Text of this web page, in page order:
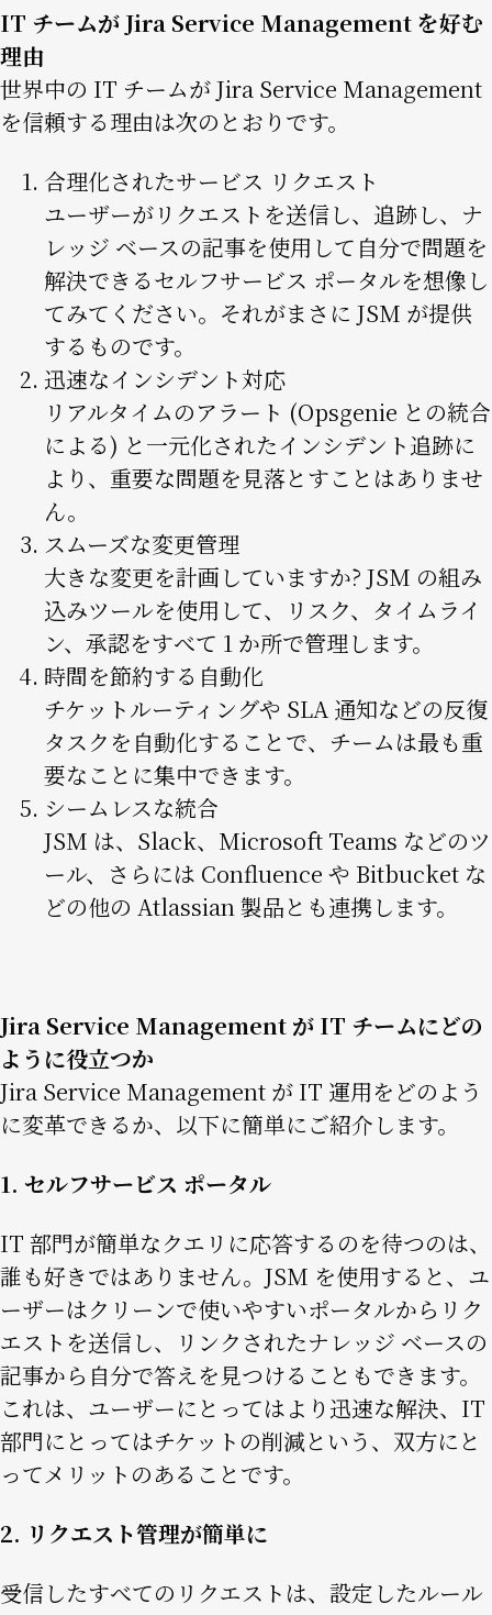
IT チームが Jira Service Management を好む
理由
世界中の IT チームが Jira Service Management
を信頼する理由は次のとおりです。
合理化されたサービス リクエスト
ユーザーがリクエストを送信し、追跡し、ナ
レッジ ベースの記事を使用して自分で問題を
解決できるセルフサービス ポータルを想像し
てみてください。それがまさに JSM が提供
するものです。
迅速なインシデント対応
リアルタイムのアラート (Opsgenie との統合
による) と一元化されたインシデント追跡に
より、重要な問題を見落とすことはありませ
ん。
スムーズな変更管理
大きな変更を計画していますか? JSM の組み
込みツールを使用して、リスク、タイムライ
ン、承認をすべて 1 か所で管理します。
時間を節約する自動化
チケットルーティングや SLA 通知などの反復
タスクを自動化することで、チームは最も重
要なことに集中できます。
シームレスな統合
JSM は、Slack、Microsoft Teams などのツ
ール、さらには Confluence や Bitbucket な
どの他の Atlassian 製品とも連携します。
Jira Service Management が IT チームにどの
ように役立つか
Jira Service Management が IT 運用をどのよう
に変革できるか、以下に簡単にご紹介します。
1. セルフサービス ポータル
IT 部門が簡単なクエリに応答するのを待つのは、
誰も好きではありません。JSM を使用すると、ユ
ーザーはクリーンで使いやすいポータルからリク
エストを送信し、リンクされたナレッジ ベースの
記事から自分で答えを見つけることもできます。
これは、ユーザーにとってはより迅速な解決、IT
部門にとってはチケットの削減という、双方にと
ってメリットのあることです。
2. リクエスト管理が簡単に
受信したすべてのリクエストは、設定したルール